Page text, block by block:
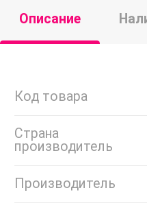
Описание
Код товара
Страна
производитель
Производитель